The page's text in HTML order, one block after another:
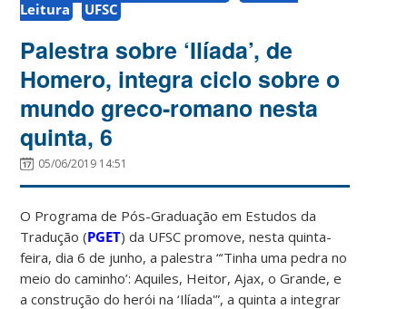
Leitura
UFSC
Palestra sobre ‘Ilíada’, de
Homero, integra ciclo sobre o
mundo greco-romano nesta
quinta, 6
05/06/2019 14:51
O Programa de Pós-Graduação em Estudos da
Tradução (PGET) da UFSC promove, nesta quinta-
feira, dia 6 de junho, a palestra “‘Tinha uma pedra no
meio do caminho’: Aquiles, Heitor, Ajax, o Grande, e
a construção do herói na ‘Ilíada'”, a quinta a integrar